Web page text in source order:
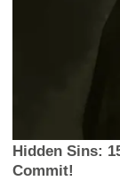
Hidden Sins:
Commit!